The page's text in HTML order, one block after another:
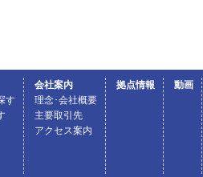
す
会社案内
理念･会社概要
主要取引先
アクセス案内
拠点情報 動画